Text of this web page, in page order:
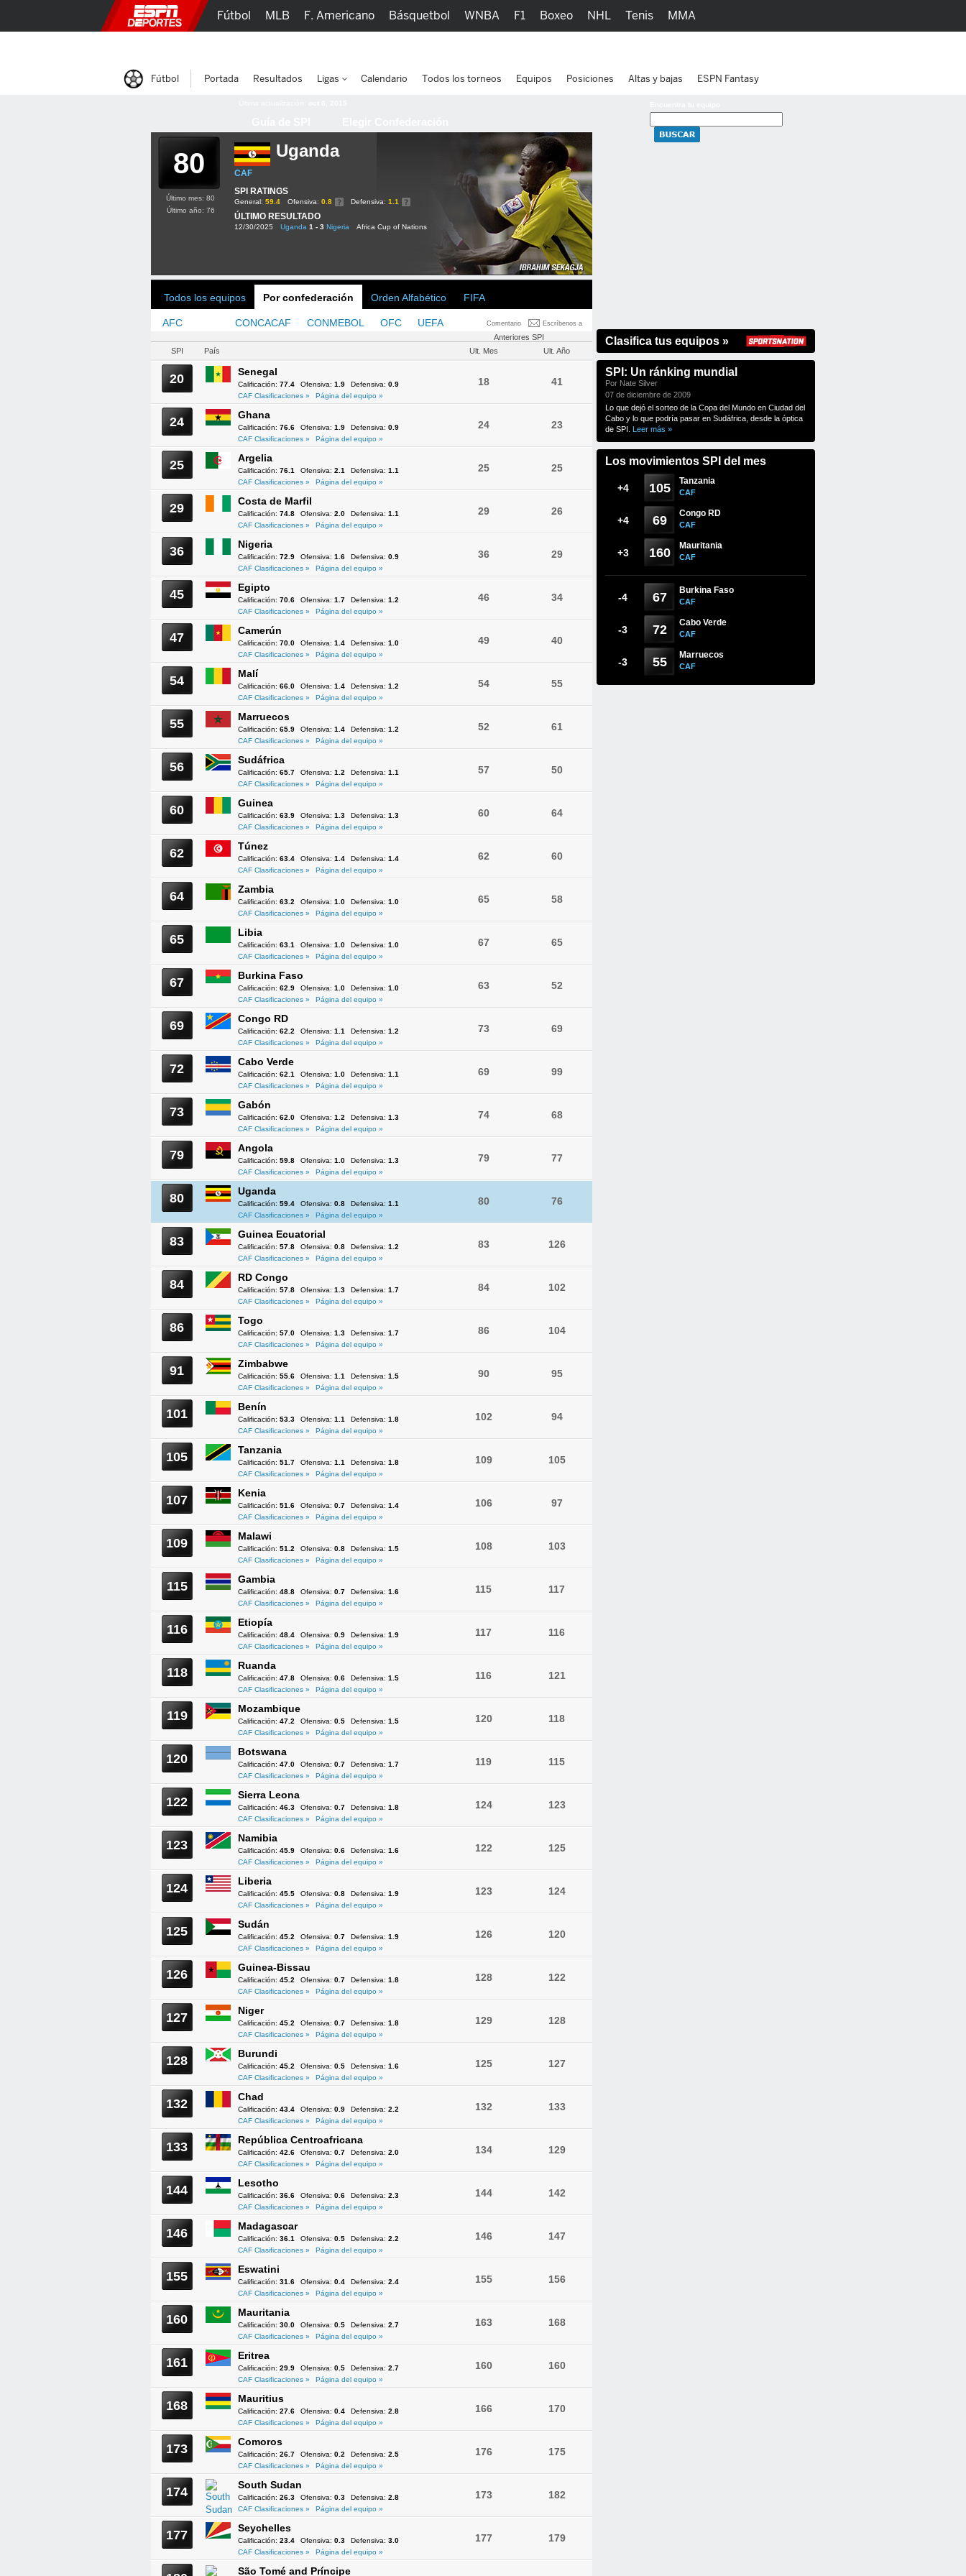
80 Uganda
CAF
SPI RATINGS
General: 59.4 Ofensiva: 0.8 Defensiva: 1.1
ÚLTIMO RESULTADO
12/30/2025 Uganda 1 - 3 Nigeria Africa Cup of Nations
Último mes: 80
Último año: 76
Todos los equipos Por confederación Orden Alfabético FIFA
Comentario Escríbenos a
AFC CONCACAF CONMEBOL OFC UEFA
Anteriores SPI
SPI
País Ult. Mes Ult. Año
20 Senegal
Calificación: 77.4 Ofensiva: 1.9 Defensiva: 0.9
CAF Clasificaciones »
Página del equipo »
18 41
24 Ghana
Calificación: 76.6 Ofensiva: 1.9 Defensiva: 0.9
CAF Clasificaciones »
Página del equipo »
24 23
25 Argelia
Calificación: 76.1 Ofensiva: 2.1 Defensiva: 1.1
CAF Clasificaciones »
Página del equipo »
25 25
29 Costa de Marfil
Calificación: 74.8 Ofensiva: 2.0 Defensiva: 1.1
CAF Clasificaciones »
Página del equipo »
29 26
36 Nigeria
Calificación: 72.9 Ofensiva: 1.6 Defensiva: 0.9
CAF Clasificaciones »
Página del equipo »
36 29
45 Egipto
Calificación: 70.6 Ofensiva: 1.7 Defensiva: 1.2
CAF Clasificaciones »
Página del equipo »
46 34
47 Camerún
Calificación: 70.0 Ofensiva: 1.4 Defensiva: 1.0
CAF Clasificaciones »
Página del equipo »
49 40
54 Malí
Calificación: 66.0 Ofensiva: 1.4 Defensiva: 1.2
CAF Clasificaciones »
Página del equipo »
54 55
55 Marruecos
Calificación: 65.9 Ofensiva: 1.4 Defensiva: 1.2
CAF Clasificaciones »
Página del equipo »
52 61
56 Sudáfrica
Calificación: 65.7 Ofensiva: 1.2 Defensiva: 1.1
CAF Clasificaciones »
Página del equipo »
57 50
60 Guinea
Calificación: 63.9 Ofensiva: 1.3 Defensiva: 1.3
CAF Clasificaciones »
Página del equipo »
60 64
62 Túnez
Calificación: 63.4 Ofensiva: 1.4 Defensiva: 1.4
CAF Clasificaciones »
Página del equipo »
62 60
64 Zambia
Calificación: 63.2 Ofensiva: 1.0 Defensiva: 1.0
CAF Clasificaciones »
Página del equipo »
65 58
65 Libia
Calificación: 63.1 Ofensiva: 1.0 Defensiva: 1.0
CAF Clasificaciones »
Página del equipo »
67 65
67 Burkina Faso
Calificación: 62.9 Ofensiva: 1.0 Defensiva: 1.0
CAF Clasificaciones »
Página del equipo »
63 52
69 Congo RD
Calificación: 62.2 Ofensiva: 1.1 Defensiva: 1.2
CAF Clasificaciones »
Página del equipo »
73 69
72 Cabo Verde
Calificación: 62.1 Ofensiva: 1.0 Defensiva: 1.1
CAF Clasificaciones »
Página del equipo »
69 99
73 Gabón
Calificación: 62.0 Ofensiva: 1.2 Defensiva: 1.3
CAF Clasificaciones »
Página del equipo »
74 68
79 Angola
Calificación: 59.8 Ofensiva: 1.0 Defensiva: 1.3
CAF Clasificaciones »
Página del equipo »
79 77
80 Uganda
Calificación: 59.4 Ofensiva: 0.8 Defensiva: 1.1
CAF Clasificaciones »
Página del equipo »
80 76
83 Guinea Ecuatorial
Calificación: 57.8 Ofensiva: 0.8 Defensiva: 1.2
CAF Clasificaciones »
Página del equipo »
83 126
84 RD Congo
Calificación: 57.8 Ofensiva: 1.3 Defensiva: 1.7
CAF Clasificaciones »
Página del equipo »
84 102
86 Togo
Calificación: 57.0 Ofensiva: 1.3 Defensiva: 1.7
CAF Clasificaciones »
Página del equipo »
86 104
91 Zimbabwe
Calificación: 55.6 Ofensiva: 1.1 Defensiva: 1.5
CAF Clasificaciones »
Página del equipo »
90 95
101 Benín
Calificación: 53.3 Ofensiva: 1.1 Defensiva: 1.8
CAF Clasificaciones »
Página del equipo »
102 94
105 Tanzania
Calificación: 51.7 Ofensiva: 1.1 Defensiva: 1.8
CAF Clasificaciones »
Página del equipo »
109 105
107 Kenia
Calificación: 51.6 Ofensiva: 0.7 Defensiva: 1.4
CAF Clasificaciones »
Página del equipo »
106 97
109 Malawi
Calificación: 51.2 Ofensiva: 0.8 Defensiva: 1.5
CAF Clasificaciones »
Página del equipo »
108 103
115 Gambia
Calificación: 48.8 Ofensiva: 0.7 Defensiva: 1.6
CAF Clasificaciones »
Página del equipo »
115 117
116 Etiopía
Calificación: 48.4 Ofensiva: 0.9 Defensiva: 1.9
CAF Clasificaciones »
Página del equipo »
117 116
118 Ruanda
Calificación: 47.8 Ofensiva: 0.6 Defensiva: 1.5
CAF Clasificaciones »
Página del equipo »
116 121
119 Mozambique
Calificación: 47.2 Ofensiva: 0.5 Defensiva: 1.5
CAF Clasificaciones »
Página del equipo »
120 118
120 Botswana
Calificación: 47.0 Ofensiva: 0.7 Defensiva: 1.7
CAF Clasificaciones »
Página del equipo »
119 115
122 Sierra Leona
Calificación: 46.3 Ofensiva: 0.7 Defensiva: 1.8
CAF Clasificaciones »
Página del equipo »
124 123
123 Namibia
Calificación: 45.9 Ofensiva: 0.6 Defensiva: 1.6
CAF Clasificaciones »
Página del equipo »
122 125
124 Liberia
Calificación: 45.5 Ofensiva: 0.8 Defensiva: 1.9
CAF Clasificaciones »
Página del equipo »
123 124
125 Sudán
Calificación: 45.2 Ofensiva: 0.7 Defensiva: 1.9
CAF Clasificaciones »
Página del equipo »
126 120
126 Guinea-Bissau
Calificación: 45.2 Ofensiva: 0.7 Defensiva: 1.8
CAF Clasificaciones »
Página del equipo »
128 122
127 Niger
Calificación: 45.2 Ofensiva: 0.7 Defensiva: 1.8
CAF Clasificaciones »
Página del equipo »
129 128
128 Burundi
Calificación: 45.2 Ofensiva: 0.5 Defensiva: 1.6
CAF Clasificaciones »
Página del equipo »
125 127
132 Chad
Calificación: 43.4 Ofensiva: 0.9 Defensiva: 2.2
CAF Clasificaciones »
Página del equipo »
132 133
133 República Centroafricana
Calificación: 42.6 Ofensiva: 0.7 Defensiva: 2.0
CAF Clasificaciones »
Página del equipo »
134 129
144 Lesotho
Calificación: 36.6 Ofensiva: 0.6 Defensiva: 2.3
CAF Clasificaciones »
Página del equipo »
144 142
146 Madagascar
Calificación: 36.1 Ofensiva: 0.5 Defensiva: 2.2
CAF Clasificaciones »
Página del equipo »
146 147
155 Eswatini
Calificación: 31.6 Ofensiva: 0.4 Defensiva: 2.4
CAF Clasificaciones »
Página del equipo »
155 156
160 Mauritania
Calificación: 30.0 Ofensiva: 0.5 Defensiva: 2.7
CAF Clasificaciones »
Página del equipo »
163 168
161 Eritrea
Calificación: 29.9 Ofensiva: 0.5 Defensiva: 2.7
CAF Clasificaciones »
Página del equipo »
160 160
168 Mauritius
Calificación: 27.6 Ofensiva: 0.4 Defensiva: 2.8
CAF Clasificaciones »
Página del equipo »
166 170
173 Comoros
Calificación: 26.7 Ofensiva: 0.2 Defensiva: 2.5
CAF Clasificaciones »
Página del equipo »
176 175
174 South Sudan
Calificación: 26.3 Ofensiva: 0.3 Defensiva: 2.8
CAF Clasificaciones »
Página del equipo »
173 182
177 Seychelles
Calificación: 23.4 Ofensiva: 0.3 Defensiva: 3.0
CAF Clasificaciones »
Página del equipo »
177 179
São Tomé and Príncipe
Clasifica tus equipos »
SPI: Un ránking mundial
Por Nate Silver
07 de diciembre de 2009
Lo que dejó el sorteo de la Copa del Mundo en Ciudad del
Cabo y lo que podría pasar en Sudáfrica, desde la óptica
de SPI. Leer más »
Los movimientos SPI del mes
+4 105 Tanzania
CAF
+4 69 Congo RD
CAF
+3 160 Mauritania
CAF
-4 67 Burkina Faso
CAF
-3 72 Cabo Verde
CAF
-3 55 Marruecos
CAF
Fútbol MLB F. Americano Básquetbol WNBA F1 Boxeo NHL Tenis MMA
Fútbol Portada Resultados Ligas Calendario Todos los torneos Equipos Posiciones Altas y bajas ESPN Fantasy